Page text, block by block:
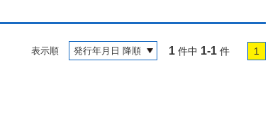
表示順 1 件中 1-1 件 1